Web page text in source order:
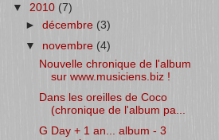
▼ 2010 (7)
►décembre (3)
▼ novembre (4)
Nouvelle chronique de l'album
sur www.musiciens.biz !
Dans les oreilles de Coco
(chronique de l'album pa...
G Day + 1 an... album - 3